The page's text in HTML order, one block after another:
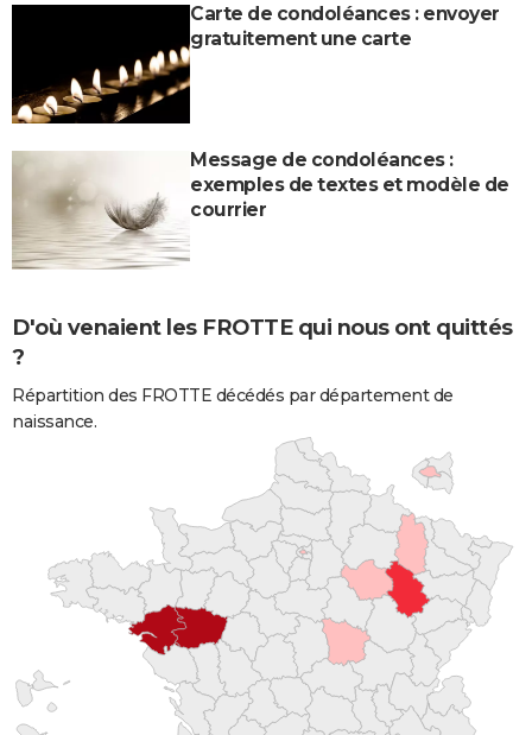
Carte de condoléances : envoyer
gratuitement une carte
Message de condoléances :
exemples de textes et modèle de
courrier
D'où venaient les FROTTE qui nous ont quittés
?
Répartition des FROTTE décédés par département de
naissance.